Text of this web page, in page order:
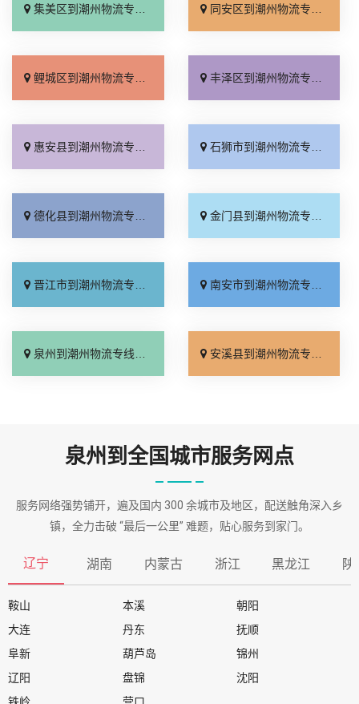
集美区到潮州物流专线_直达到站「托运放心」 同安区到潮州物流专线_几天到达「物流拼车」
鲤城区到潮州物流专线_多少一吨「运价查询」 丰泽区到潮州物流专线_诚信为先「价格透明」
惠安县到潮州物流专线_专线快运「专线直达」 石狮市到潮州物流专线_市县闪送「急你所需」
德化县到潮州物流专线_托运省心「来电咨询」 金门县到潮州物流专线_实时跟踪 「限时必达」
晋江市到潮州物流专线_运价实惠「省事省心」 南安市到潮州物流专线_价格透明「快运直达」
泉州到潮州物流专线_上门提货「零担配货」 安溪县到潮州物流专线_省事省心「一站直达」
泉州到全国城市服务网点
服务网络强势铺开，遍及国内 300 余城市及地区，配送触角深入乡
镇，全力击破 “最后一公里” 难题，贴心服务到家门。
辽宁 湖南 内蒙古 浙江 黑龙江 陕
鞍山 本溪
朝阳
大连
丹东
抚顺
阜新
葫芦岛
锦州
辽阳
盘锦
沈阳
铁岭
营口